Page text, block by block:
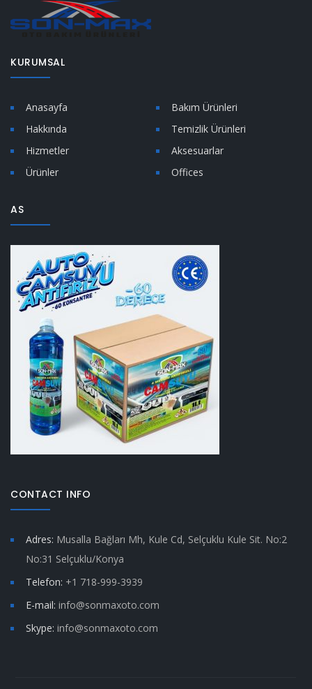
KURUMSAL
Anasayfa
Bakım Ürünleri
Hakkında
Temizlik Ürünleri
Hizmetler
Aksesuarlar
Ürünler
Offices
AS
CONTACT INFO
Adres: Musalla Bağları Mh, Kule Cd, Selçuklu Kule Sit. No:2
No:31 Selçuklu/Konya
Telefon: +1 718-999-3939
E-mail: info@sonmaxoto.com
Skype: info@sonmaxoto.com